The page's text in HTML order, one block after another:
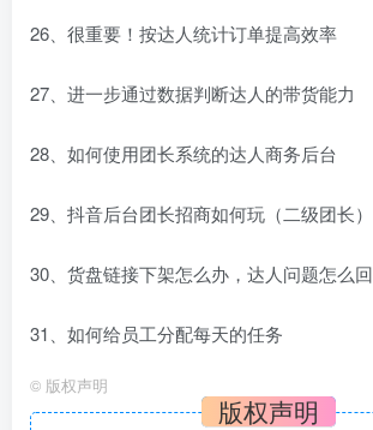
26、很重要！按达人统计订单提高效率
27、进一步通过数据判断达人的带货能力
28、如何使用团长系统的达人商务后台
29、抖音后台团长招商如何玩（二级团长）
30、货盘链接下架怎么办，达人问题怎么回
31、如何给员工分配每天的任务
© 版权声明
版权声明